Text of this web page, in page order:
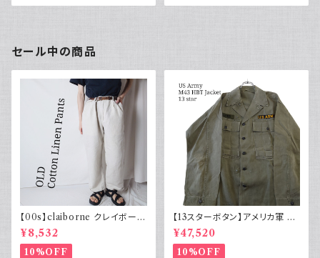
ンテージ Vintage
ター ネイビー 刺繍 90年代
セール中の商品
【00s】claiborne クレイボーン
リネンコットンパンツ ツータック
¥8,532
10%OFF
【13スターボタン】アメリカ軍 M
43 HBT ジャケット パッチ 軍物
実物
¥47,520
10%OFF